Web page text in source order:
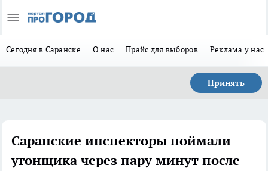
Сегодня в Саранске О нас Прайс для выборов Реклама у нас
Принять
Саранские инспекторы поймали
угонщика через пару минут после